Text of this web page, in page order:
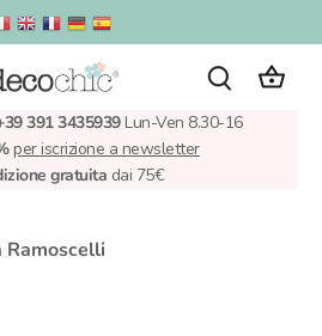
391 3435939Lun-Ven 8.30-16
per iscrizione a newsletter
gratuita dai 75€
Ramoscelli